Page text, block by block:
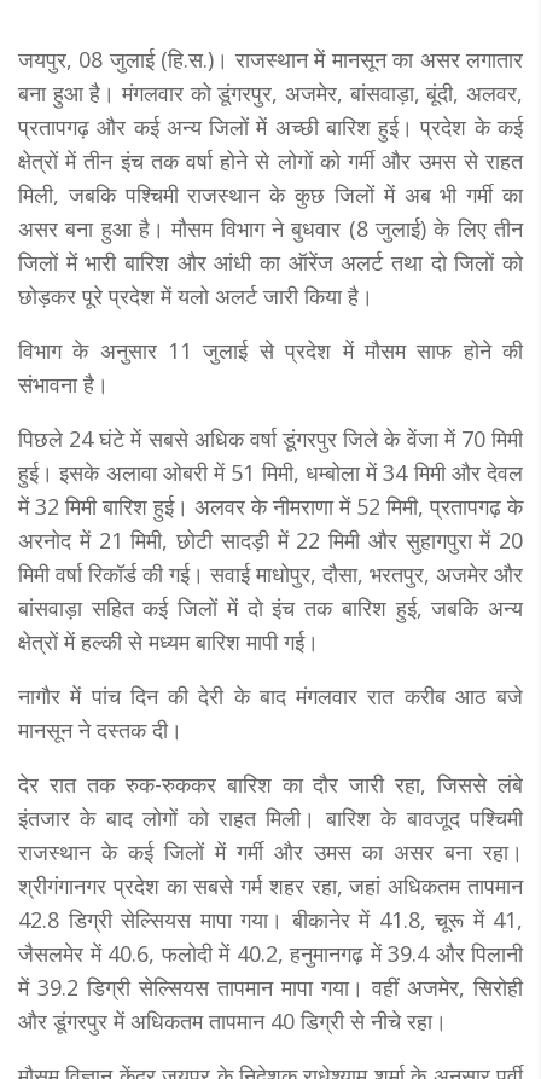
जयपुर, 08 जुलाई (हि.स.)। राजस्थान में मानसून का असर लगातार
बना हुआ है। मंगलवार को डूंगरपुर, अजमेर, बांसवाड़ा, बूंदी, अलवर,
प्रतापगढ़ और कई अन्य जिलों में अच्छी बारिश हुई। प्रदेश के कई
क्षेत्रों में तीन इंच तक वर्षा होने से लोगों को गर्मी और उमस से राहत
मिली, जबकि पश्चिमी राजस्थान के कुछ जिलों में अब भी गर्मी का
असर बना हुआ है। मौसम विभाग ने बुधवार (8 जुलाई) के लिए तीन
जिलों में भारी बारिश और आंधी का ऑरेंज अलर्ट तथा दो जिलों को
छोड़कर पूरे प्रदेश में यलो अलर्ट जारी किया है।
विभाग के अनुसार 11 जुलाई से प्रदेश में मौसम साफ होने की
संभावना है।
पिछले 24 घंटे में सबसे अधिक वर्षा डूंगरपुर जिले के वेंजा में 70 मिमी
हुई। इसके अलावा ओबरी में 51 मिमी, धम्बोला में 34 मिमी और देवल
में 32 मिमी बारिश हुई। अलवर के नीमराणा में 52 मिमी, प्रतापगढ़ के
अरनोद में 21 मिमी, छोटी सादड़ी में 22 मिमी और सुहागपुरा में 20
मिमी वर्षा रिकॉर्ड की गई। सवाई माधोपुर, दौसा, भरतपुर, अजमेर और
बांसवाड़ा सहित कई जिलों में दो इंच तक बारिश हुई, जबकि अन्य
क्षेत्रों में हल्की से मध्यम बारिश मापी गई।
नागौर में पांच दिन की देरी के बाद मंगलवार रात करीब आठ बजे
मानसून ने दस्तक दी।
देर रात तक रुक-रुककर बारिश का दौर जारी रहा, जिससे लंबे
इंतजार के बाद लोगों को राहत मिली। बारिश के बावजूद पश्चिमी
राजस्थान के कई जिलों में गर्मी और उमस का असर बना रहा।
श्रीगंगानगर प्रदेश का सबसे गर्म शहर रहा, जहां अधिकतम तापमान
42.8 डिग्री सेल्सियस मापा गया। बीकानेर में 41.8, चूरू में 41,
जैसलमेर में 40.6, फलोदी में 40.2, हनुमानगढ़ में 39.4 और पिलानी
में 39.2 डिग्री सेल्सियस तापमान मापा गया। वहीं अजमेर, सिरोही
और डूंगरपुर में अधिकतम तापमान 40 डिग्री से नीचे रहा।